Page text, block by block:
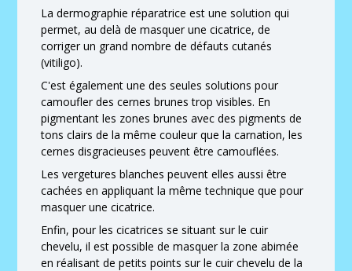
La dermographie réparatrice est une solution qui
permet, au delà de masquer une cicatrice, de
corriger un grand nombre de défauts cutanés
(vitiligo).
C'est également une des seules solutions pour
camoufler des cernes brunes trop visibles. En
pigmentant les zones brunes avec des pigments de
tons clairs de la même couleur que la carnation, les
cernes disgracieuses peuvent être camouflées.
Les vergetures blanches peuvent elles aussi être
cachées en appliquant la même technique que pour
masquer une cicatrice.
Enfin, pour les cicatrices se situant sur le cuir
chevelu, il est possible de masquer la zone abimée
en réalisant de petits points sur le cuir chevelu de la